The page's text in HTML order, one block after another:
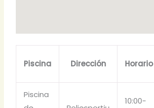
Piscina Dirección Horario
Piscina
10:00-